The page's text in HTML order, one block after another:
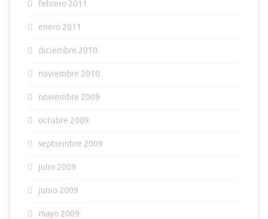
febrero 2011
enero 2011
diciembre 2010
noviembre 2010
noviembre 2009
octubre 2009
septiembre 2009
julio 2009
junio 2009
mayo 2009